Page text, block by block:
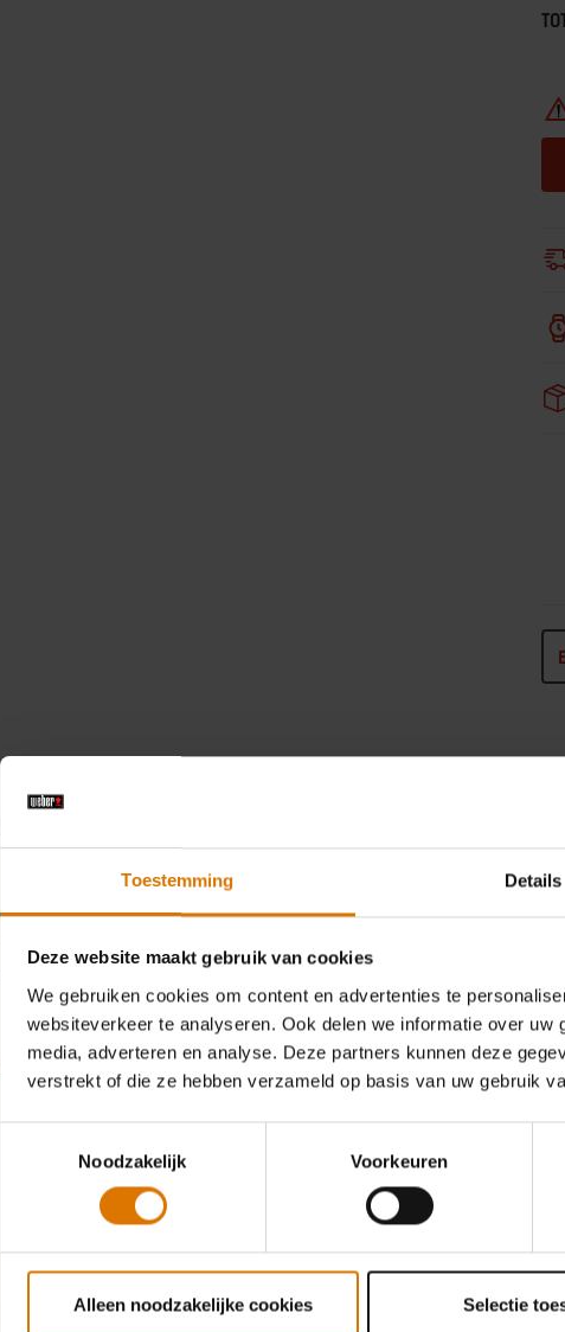
Toestemming Details
Deze website maakt gebruik van cookies
We gebruiken cookies om content en advertenties te
websiteverkeer te analyseren. Ook delen we informatie over
media, adverteren en analyse. Deze partners kunnen deze
verstrekt of die ze hebben verzameld op basis van uw gebruik
Noodzakelijk
Voorkeuren
Alleen noodzakelijke cookies Selectie
- deksel open (centimeters)
B x 71cm D
Afmetingen - deksel dicht
(centimeters)
2342cm²
bekijken Garantie informatie
KUN JE WEL WAT BARBECUE-